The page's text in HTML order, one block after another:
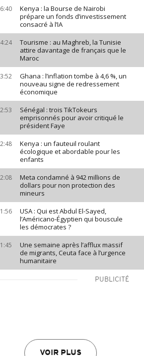
Kenya : la Bourse de Nairobi
prépare un fonds d’investissement
consacré à l’IA
Tourisme : au Maghreb, la Tunisie
attire davantage de français que le
Maroc
Ghana : l’inflation tombe à 4,6 %, un
nouveau signe de redressement
économique
Sénégal : trois TikTokeurs
emprisonnés pour avoir critiqué le
président Faye
Kenya : un fauteuil roulant
écologique et abordable pour les
enfants
Meta condamné à 942 millions de
dollars pour non protection des
mineurs
USA : Qui est Abdul El-Sayed,
l’Américano-Égyptien qui bouscule
les démocrates ?
Une semaine après l’afflux massif
de migrants, Ceuta face à l’urgence
humanitaire
PUBLICITÉ
VOIR PLUS